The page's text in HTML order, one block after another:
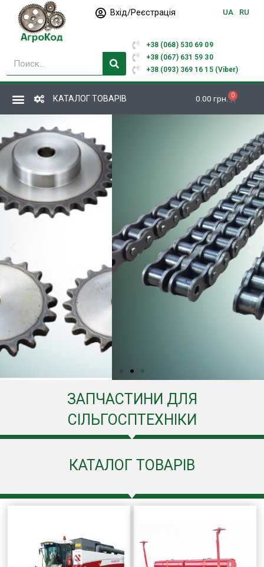
Перейти
вмісту
Вхід/Реєстрація UA RU
Пошук
+38 (068) 530 69 09
+38 (067) 631 59 30
+38 (093) 369 16 15 (Viber)
КАТАЛОГ ТОВАРІВ 0.00 грн. 0
Кошик
ЗАПЧАСТИНИ ДЛЯ
СІЛЬГОСПТЕХНІКИ
КАТАЛОГ ТОВАРІВ